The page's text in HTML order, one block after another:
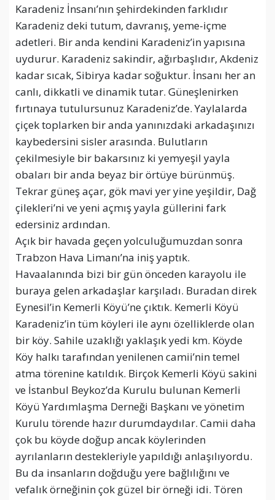
Karadeniz İnsanı’nın şehirdekinden farklıdır
Karadeniz deki tutum, davranış, yeme-içme
adetleri. Bir anda kendini Karadeniz’in yapısına
uydurur. Karadeniz sakindir, ağırbaşlıdır, Akdeniz
kadar sıcak, Sibirya kadar soğuktur. İnsanı her an
canlı, dikkatli ve dinamik tutar. Güneşlenirken
fırtınaya tutulursunuz Karadeniz’de. Yaylalarda
çiçek toplarken bir anda yanınızdaki arkadaşınızı
kaybedersini sisler arasında. Bulutların
çekilmesiyle bir bakarsınız ki yemyeşil yayla
obaları bir anda beyaz bir örtüye bürünmüş.
Tekrar güneş açar, gök mavi yer yine yeşildir, Dağ
çilekleri’ni ve yeni açmış yayla güllerini fark
edersiniz ardından.
Açık bir havada geçen yolculuğumuzdan sonra
Trabzon Hava Limanı’na iniş yaptık.
Havaalanında bizi bir gün önceden karayolu ile
buraya gelen arkadaşlar karşıladı. Buradan direk
Eynesil’in Kemerli Köyü’ne çıktık. Kemerli Köyü
Karadeniz’in tüm köyleri ile aynı özelliklerde olan
bir köy. Sahile uzaklığı yaklaşık yedi km. Köyde
Köy halkı tarafından yenilenen camii’nin temel
atma törenine katıldık. Birçok Kemerli Köyü sakini
ve İstanbul Beykoz’da Kurulu bulunan Kemerli
Köyü Yardımlaşma Derneği Başkanı ve yönetim
Kurulu törende hazır durumdaydılar. Camii daha
çok bu köyde doğup ancak köylerinden
ayrılanların destekleriyle yapıldığı anlaşılıyordu.
Bu da insanların doğduğu yere bağlılığını ve
vefalık örneğinin çok güzel bir örneği idi. Tören